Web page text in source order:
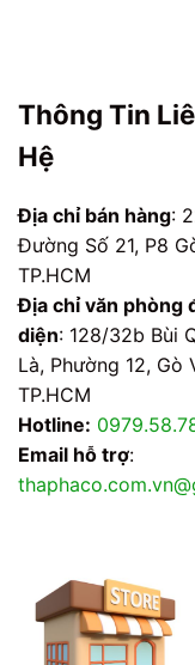
Thông Tin
Hệ
Địa chỉ bán hàng:
Đường Số 21, P8
TP.HCM
Địa chỉ văn phòng
diện: 128/32b Bùi
Là, Phường 12, Gò
TP.HCM
Hotline:
Email hỗ trợ: